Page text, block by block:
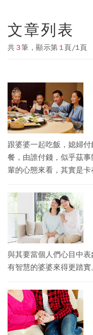
文章列表
共 3筆，顯示第 1頁/1頁
跟婆婆一起吃飯，媳婦
餐，由誰付錢，似乎茲
輩的心態來看，其實是卡
與其要當個人們心目中
有智慧的婆婆來得更踏實